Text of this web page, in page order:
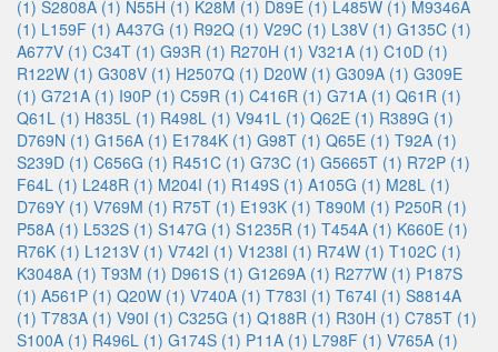
(1) S2808A (1) N55H (1) K28M (1) D89E (1) L485W (1) M9346A
(1) L159F (1) A437G (1) R92Q (1) V29C (1) L38V (1) G135C (1)
A677V (1) C34T (1) G93R (1) R270H (1) V321A (1) C10D (1)
R122W (1) G308V (1) H2507Q (1) D20W (1) G309A (1) G309E
(1) G721A (1) I90P (1) C59R (1) C416R (1) G71A (1) Q61R (1)
Q61L (1) H835L (1) R498L (1) V941L (1) Q62E (1) R389G (1)
D769N (1) G156A (1) E1784K (1) G98T (1) Q65E (1) T92A (1)
S239D (1) C656G (1) R451C (1) G73C (1) G5665T (1) R72P (1)
F64L (1) L248R (1) M204I (1) R149S (1) A105G (1) M28L (1)
D769Y (1) V769M (1) R75T (1) E193K (1) T890M (1) P250R (1)
P58A (1) L532S (1) S147G (1) S1235R (1) T454A (1) K660E (1)
R76K (1) L1213V (1) V742I (1) V1238I (1) R74W (1) T102C (1)
K3048A (1) T93M (1) D961S (1) G1269A (1) R277W (1) P187S
(1) A561P (1) Q20W (1) V740A (1) T783I (1) T674I (1) S8814A
(1) T783A (1) V90I (1) C325G (1) Q188R (1) R30H (1) C785T (1)
S100A (1) R496L (1) G174S (1) P11A (1) L798F (1) V765A (1)